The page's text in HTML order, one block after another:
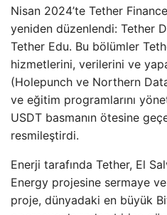
Nisan 2024’te Tether
yeniden düzenlendi: Tether
Tether Edu. Bu bölümler
hizmetlerini, verilerini ve
(Holepunch ve Northern
ve eğitim programlarını
USDT basmanın ötesine
resmileştirdi.
Enerji tarafında Tether, El
Energy projesine sermaye ve
proje, dünyadaki en büyük